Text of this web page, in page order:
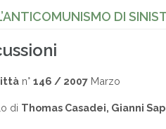
DI
n° 146 / 2007 Marzo
di Thomas Casadei, Gianni